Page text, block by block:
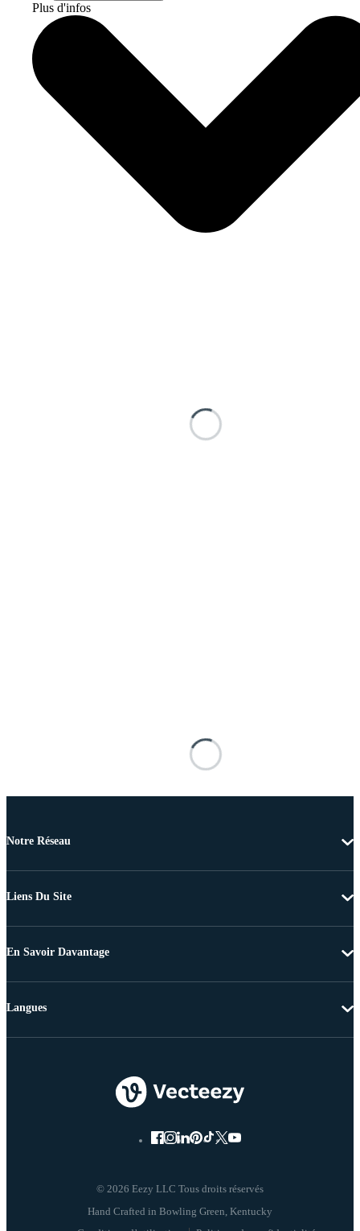
Plus d'infos
Notre Réseau
Liens Du Site
En Savoir Davantage
© 2026 Eezy LLC Tous droits réservés
Langues